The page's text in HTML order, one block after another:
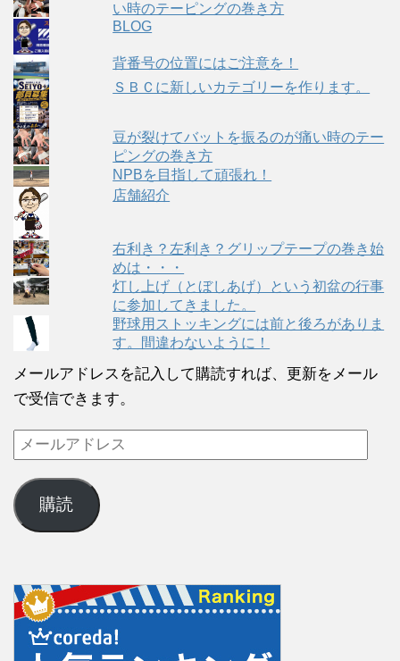
い時のテーピングの巻き方
BLOG
背番号の位置にはご注意を！
ＳＢＣに新しいカテゴリーを作ります。
豆が裂けてバットを振るのが痛い時のテー
ピングの巻き方
NPBを目指して頑張れ！
店舗紹介
右利き？左利き？グリップテープの巻き始
めは・・・
灯し上げ（とぼしあげ）という初盆の行事
に参加してきました。
野球用ストッキングには前と後ろがありま
す。間違わないように！
メールアドレスを記入して購読すれば、更新をメール
で受信できます。
購読